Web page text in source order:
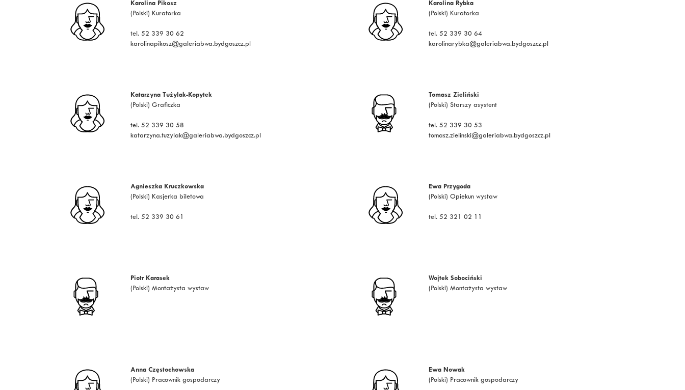
Karolina Pikosz
(Polski) Kuratorka
tel. 52 339 30 62
karolinapikosz@galeriabwa.bydgoszcz.pl
Karolina Rybka
(Polski) Kuratorka
tel. 52 339 30 64
karolinarybka@galeriabwa.bydgoszcz.pl
Katarzyna Tużylak-Kopytek
(Polski) Graficzka
tel. 52 339 30 58
katarzyna.tuzylak@galeriabwa.bydgoszcz.pl
Tomasz Zieliński
(Polski) Starszy asystent
tel. 52 339 30 53
tomasz.zielinski@galeriabwa.bydgoszcz.pl
Agnieszka Kruczkowska
(Polski) Kasjerka biletowa
tel. 52 339 30 61
Ewa Przygoda
(Polski) Opiekun wystaw
tel. 52 321 02 11
Piotr Karasek
(Polski) Montażysta wystaw
Wojtek Sobociński
(Polski) Montażysta wystaw
Anna Częstochowska
(Polski) Pracownik gospodarczy
Ewa Nowak
(Polski) Pracownik gospodarczy